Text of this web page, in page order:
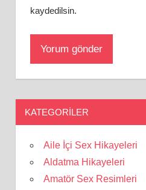
kaydedilsin.
KATEGORILER
Aile İçi Sex Hikayeleri
Aldatma Hikayeleri
Amatör Sex Resimleri